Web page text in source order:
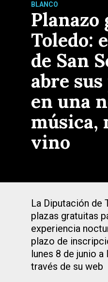
BLANCO
Planazo
Toledo:
de San
abre
en una
música,
vino
La Diputación de
plazas gratuitas
experiencia
plazo de
lunes 8 de junio a
través de su web